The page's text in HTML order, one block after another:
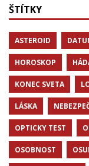
ŠTÍTKY
ASTEROID
HOROSKOP
KONEC SVETA
LÁSKA
OPTICKY TEST
OSOBNOST